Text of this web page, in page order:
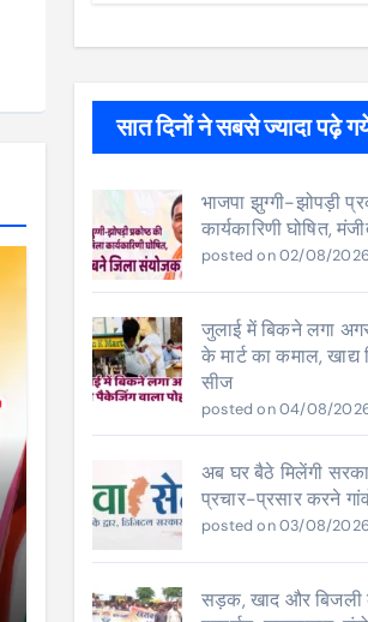
सात दिनों ने सबसे ज्यादा पढ़े
भाजपा झुग्गी-झोपड़ी
कार्यकारिणी घोषित,
posted on 02/08/
जुलाई में बिकने लगा
के मार्ट का कमाल,
सीज
posted on 04/08/
अब घर बैठे मिलेंगी
प्रचार-प्रसार करने
posted on 03/08/
सड़क, खाद और बिजली